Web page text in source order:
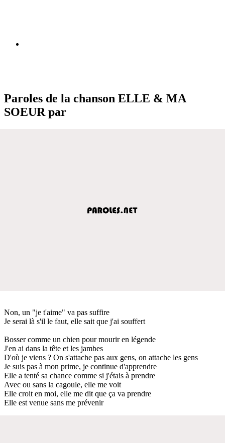
Paroles de la chanson ELLE & MA
SOEUR par
Non, un "je t'aime" va pas suffire
Je serai là s'il le faut, elle sait que j'ai souffert
Bosser comme un chien pour mourir en légende
J'en ai dans la tête et les jambes
D'où je viens ? On s'attache pas aux gens, on attache les gens
Je suis pas à mon prime, je continue d'apprendre
Elle a tenté sa chance comme si j'étais à prendre
Avec ou sans la cagoule, elle me voit
Elle croit en moi, elle me dit que ça va prendre
Elle est venue sans me prévenir